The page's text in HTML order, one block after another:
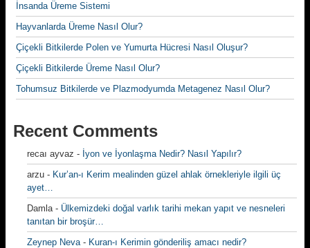
İnsanda Üreme Sistemi
Hayvanlarda Üreme Nasıl Olur?
Çiçekli Bitkilerde Polen ve Yumurta Hücresi Nasıl Oluşur?
Çiçekli Bitkilerde Üreme Nasıl Olur?
Tohumsuz Bitkilerde ve Plazmodyumda Metagenez Nasıl Olur?
Recent Comments
recaı ayvaz - İyon ve İyonlaşma Nedir? Nasıl Yapılır?
arzu - Kur’an-ı Kerim mealinden güzel ahlak örnekleriyle ilgili üç
ayet…
Damla- Ülkemizdeki doğal varlık tarihi mekan yapıt ve nesneleri
tanıtan bir broşür…
Zeynep Neva- Kuran-ı Kerimin gönderiliş amacı nedir?